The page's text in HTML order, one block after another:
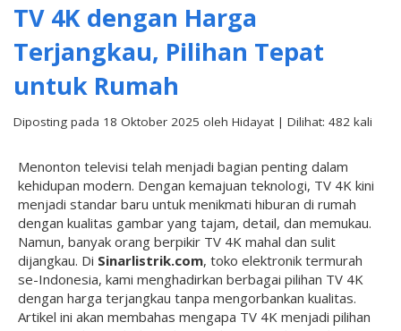
TV 4K dengan Harga
Terjangkau, Pilihan Tepat
untuk Rumah
Diposting pada 18 Oktober 2025 oleh Hidayat | Dilihat: 482 kali
Menonton televisi telah menjadi bagian penting dalam
kehidupan modern. Dengan kemajuan teknologi, TV 4K kini
menjadi standar baru untuk menikmati hiburan di rumah
dengan kualitas gambar yang tajam, detail, dan memukau.
Namun, banyak orang berpikir TV 4K mahal dan sulit
dijangkau. Di Sinarlistrik.com, toko elektronik termurah
se-Indonesia, kami menghadirkan berbagai pilihan TV 4K
dengan harga terjangkau tanpa mengorbankan kualitas.
Artikel ini akan membahas mengapa TV 4K menjadi pilihan